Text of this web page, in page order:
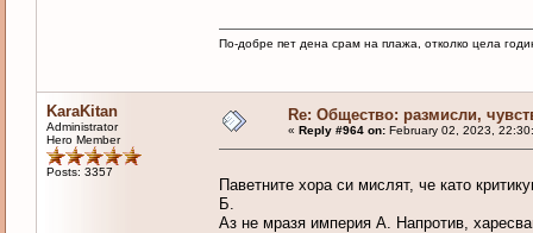
По-добре пет дена срам на плажа, отколко цела
KaraKitan
Administrator
Hero Member
Posts: 3357
Re: Общество: размисли,
« Reply #964 on:February 02, 2023,
Паветните хора си мислят, че като
Б.
Аз не мразя империя А. Напротив,